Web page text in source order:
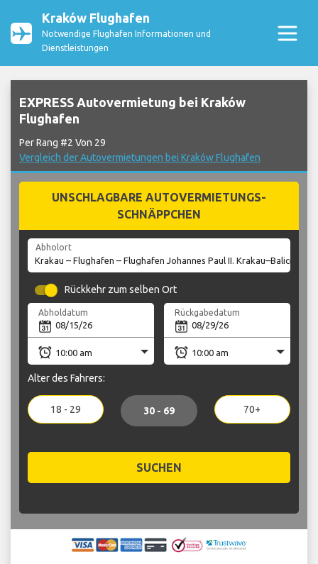
Kraków Flughafen
Notwendige Flughafen Informationen und
Dienstleistungen
EXPRESS Autovermietung bei Kraków
Flughafen
Per Rang #2 Von 29
Vergleich der Autovermietungen bei Kraków Flughafen
UNSCHLAGBARE AUTOVERMIETUNGS-
SCHNÄPPCHEN
Abholort
Rückkehr zum selben Ort
Abholdatum Rückgabedatum
Alter des Fahrers:
18 - 29 30 - 69 70+
SUCHEN